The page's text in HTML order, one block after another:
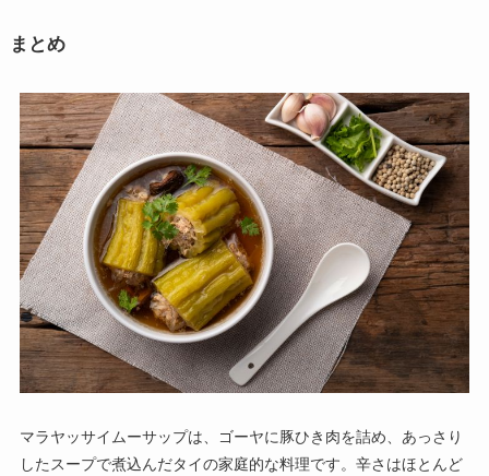
まとめ
マラヤッサイムーサップは、ゴーヤに豚ひき肉を詰め、あっさり
したスープで煮込んだタイの家庭的な料理です。辛さはほとんど